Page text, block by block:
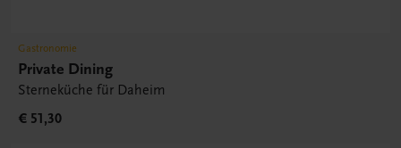
Gastronomie
Private Dining
Sterneküche für Daheim
€ 51,30